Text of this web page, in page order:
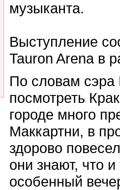
музыканта.
Выступление
Tauron Arena в
По словам сэра
посмотреть
городе много
Маккартни, в
здорово
они знают, что
особенный